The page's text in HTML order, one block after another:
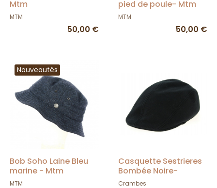
Mtm
MTM
50,00 €
pied de poule- Mtm
MTM
50,00 €
Nouveautés
Bob Soho Laine Bleu
marine - Mtm
MTM
Casquette Sestrieres
Bombée Noire-
Crambes
Crambes